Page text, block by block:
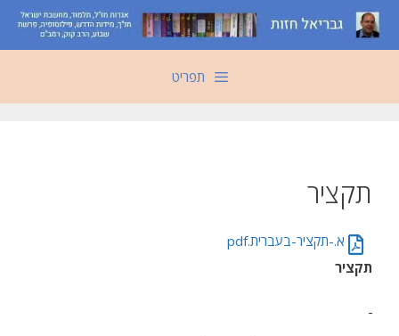
לדלג
לתוכן
תפריט
תקציר
א.-תקציר-בעברית.pdf
תקציר